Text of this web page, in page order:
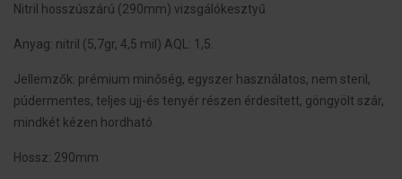
Nitril hosszúszárú (290mm) vizsgálókesztyű
Anyag: nitril (5,7gr, 4,5 mil) AQL: 1,5.
Jellemzők: prémium minőség, egyszer használatos, nem steril,
púdermentes, teljes ujj-és tenyér részen érdesített, göngyölt szár,
mindkét kézen hordható.
Hossz: 290mm